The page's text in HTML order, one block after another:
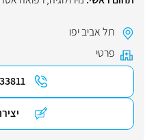
תל אביב יפו
פרטי